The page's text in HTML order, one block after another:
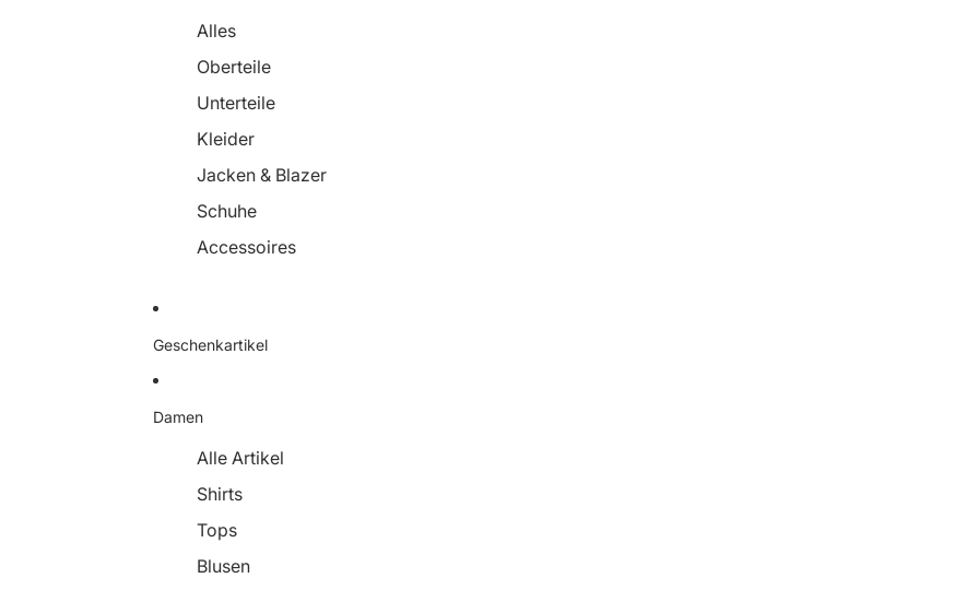
Alles
Oberteile
Unterteile
Kleider
Jacken & Blazer
Schuhe
Accessoires
Geschenkartikel
Damen
Alle Artikel
Shirts
Tops
Blusen